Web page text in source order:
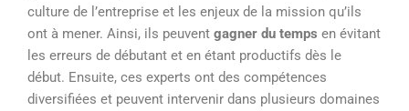
culture de l’entreprise et les enjeux de la mission qu’ils
ont à mener. Ainsi, ils peuvent gagner du temps en évitant
les erreurs de débutant et en étant productifs dès le
début. Ensuite, ces experts ont des compétences
diversifiées et peuvent intervenir dans plusieurs domaines